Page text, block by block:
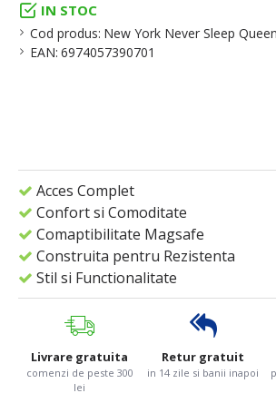
IN STOC
Cod produs: New York Never Sleep
EAN: 6974057390701
Acces Complet
Confort si Comoditate
Comaptibilitate Magsafe
Construita pentru Rezistenta
Stil si Functionalitate
Livrare gratuita
comenzi de peste 300
lei
Retur gratuit
in 14 zile si banii inapoi